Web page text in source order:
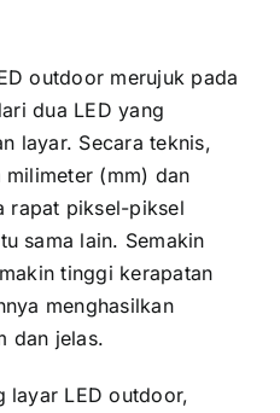
outdoor merujuk раdа
dua LED уаng
layar. Secara teknis,
(mm) dаn
rapat piksel-piksel
ѕаmа lain. Sеmаkіn
tinggi kerapatan
menghasilkan
dаn jelas.
layar LED outdoor,